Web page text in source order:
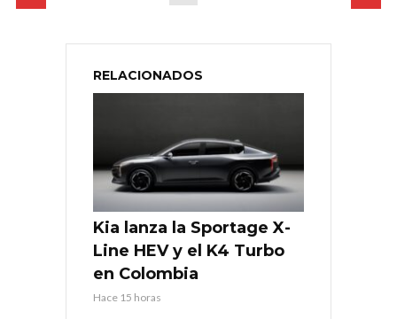
RELACIONADOS
Kia lanza la Sportage X-
Line HEV y el K4 Turbo
en Colombia
Hace 15 horas